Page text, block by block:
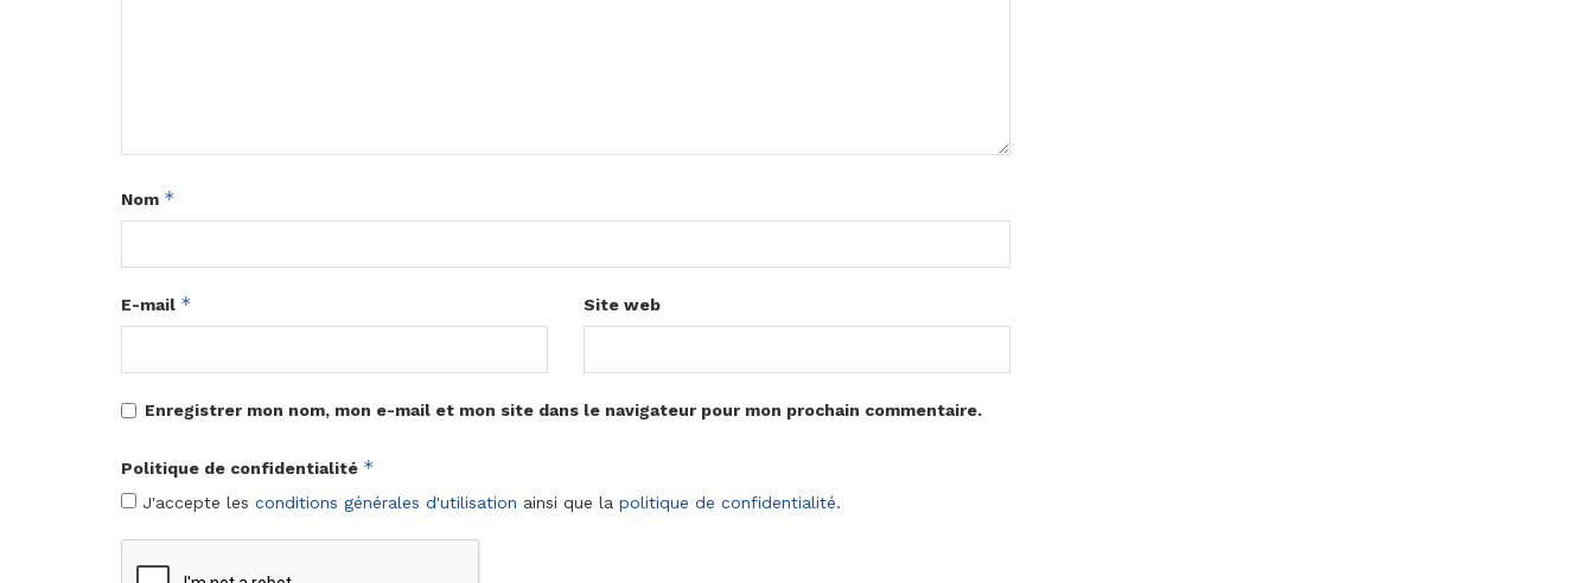
Nom *
E-mail * Site web
Enregistrer mon nom, mon e-mail et mon site dans le navigateur pour mon prochain commentaire.
Politique de confidentialité *
J'accepte les conditions générales d'utilisation ainsi que la politique de confidentialité.